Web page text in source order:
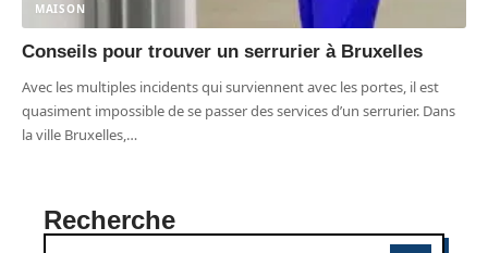
MAISON
Conseils pour trouver un serrurier à Bruxelles
Avec les multiples incidents qui surviennent avec les portes, il est
quasiment impossible de se passer des services d’un serrurier. Dans
la ville Bruxelles,…
Recherche